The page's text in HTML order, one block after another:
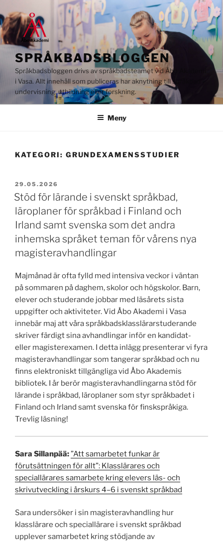
till
innehåll
SPRÅKBADSBLOGGEN
Språkbadsbloggen drivs av språkbadsteamet vid Åbo Akademi
i Vasa. Allt innehåll som publiceras har aknytning till språkbad –
undervisning, utbildning eller forskning.
Meny
KATEGORI: GRUNDEXAMENSSTUDIER
PUBLICERAT
29.05.2026
Stöd för lärande i svenskt språkbad,
läroplaner för språkbad i Finland och
Irland samt svenska som det andra
inhemska språket teman för vårens nya
magisteravhandlingar
Majmånad är ofta fylld med intensiva veckor i väntan
på sommaren på daghem, skolor och högskolor. Barn,
elever och studerande jobbar med läsårets sista
uppgifter och aktiviteter. Vid Åbo Akademi i Vasa
innebär maj att våra språkbadsklasslärarstuderande
skriver färdigt sina avhandlingar inför en kandidat-
eller magisterexamen. I detta inlägg presenterar vi fyra
magisteravhandlingar som tangerar språkbad och nu
finns elektroniskt tillgängliga vid Åbo Akademis
bibliotek. I år berör magisteravhandlingarna stöd för
lärande i språkbad, läroplaner som styr språkbadet i
Finland och Irland samt svenska för finskspråkiga.
Trevlig läsning!
Sara Sillanpää:”Att samarbetet funkar är
förutsättningen för allt”: Klasslärares och
speciallärares samarbete kring elevers läs- och
skrivutveckling i årskurs 4–6 i svenskt språkbad
Sara undersöker i sin magisteravhandling hur
klasslärare och speciallärare i svenskt språkbad
upplever samarbetet kring stödjande av